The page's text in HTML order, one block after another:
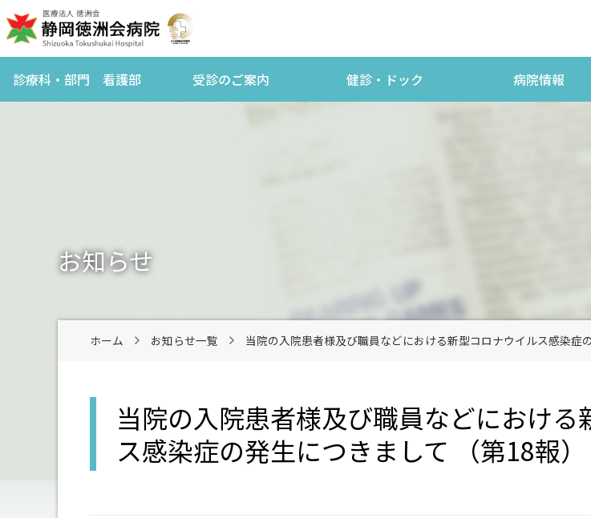
診療科・部門 看護部 受診のご案内 健診・ドック 病院情報
お知らせ
ホーム お知らせ一覧 当院の入院患者様及び職員などにおける新型コロナウイルス感染症
当院の入院患者様及び職員などにおける
ス感染症の発生につきまして （第18報）